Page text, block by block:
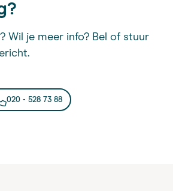
Wil je meer info? Bel of stuur
020 - 528 73 88